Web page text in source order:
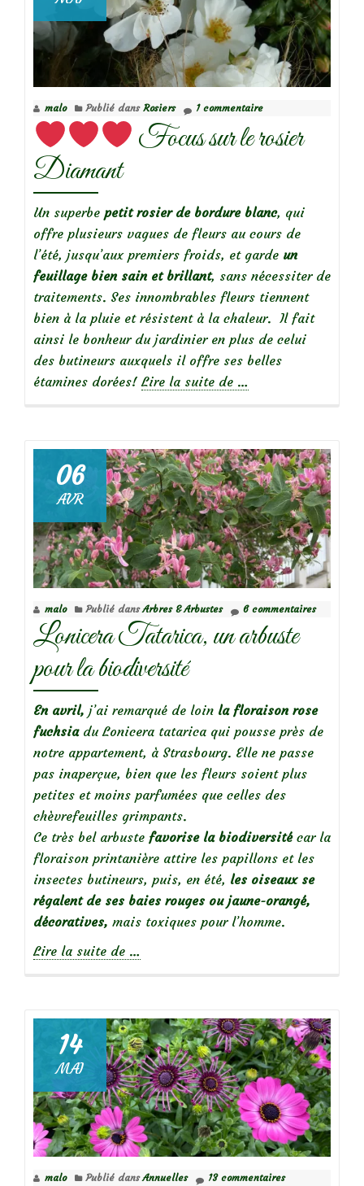
malo Publié dans Rosiers 1 commentaire
Focus sur le rosier
Diamant
Un superbe petit rosier de bordure blanc, qui
offre plusieurs vagues de fleurs au cours de
l’été, jusqu’aux premiers froids, et garde un
feuillage bien sain et brillant, sans nécessiter de
traitements. Ses innombrables fleurs tiennent
bien à la pluie et résistent à la chaleur. Il fait
ainsi le bonheur du jardinier en plus de celui
des butineurs auxquels il offre ses belles
étamines dorées! Lire la suite de
Focus
sur
le
rosier
Diamant
…
06
AVR
malo Publié dansArbres & Arbustes 6 commentaires
Lonicera Tatarica, un arbuste
pour la biodiversité
En avril, j’ai remarqué de loin la floraison rose
fuchsiadu Lonicera tatarica qui pousse près de
notre appartement, à Strasbourg. Elle ne passe
pas inaperçue, bien que les fleurs soient plus
petites et moins parfumées que celles des
chèvrefeuilles grimpants.
Ce très bel arbuste favorise la biodiversitécar la
floraison printanière attire les papillons et les
insectes butineurs, puis, en été, les oiseaux se
régalent de ses baies rouges ou jaune-orangé,
décoratives, mais toxiques pour l’homme.
Lire la suite de
un
arbuste
pour
la
biodiversité
…
14
MAI
malo Publié dansAnnuelles 13 commentaires